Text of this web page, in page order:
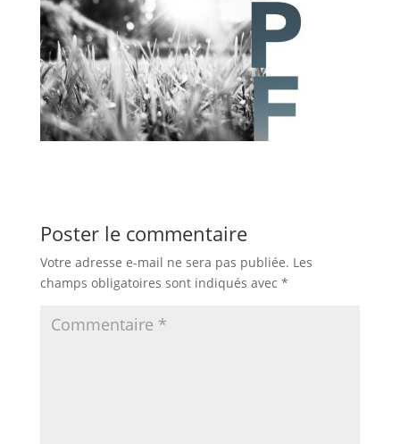
Poster le commentaire
Votre adresse e-mail ne sera pas publiée. Les
champs obligatoires sont indiqués avec *